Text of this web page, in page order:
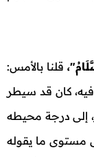
قلنا بالأمس:
فيه، كان قد سيطر
إلى درجة محيطه
مستوى ما يقوله